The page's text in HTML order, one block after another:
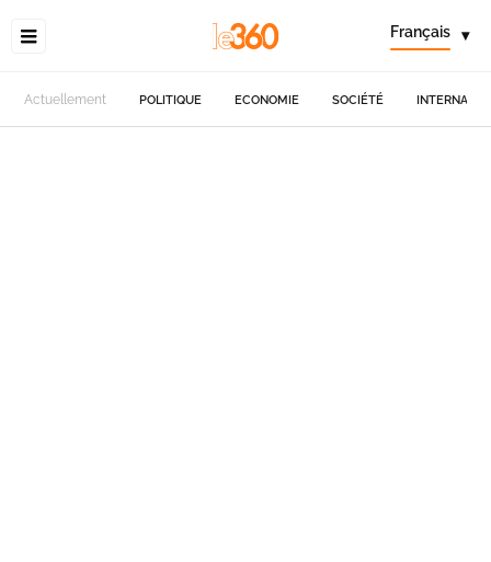
Français ▾
Actuellement POLITIQUE ECONOMIE SOCIÉTÉ